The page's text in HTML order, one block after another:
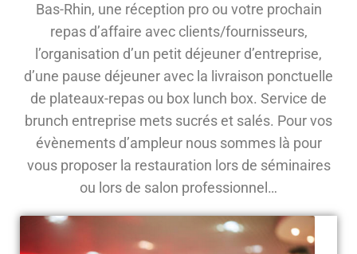
Bas-Rhin, une réception pro ou votre prochain
repas d’affaire avec clients/fournisseurs,
l’organisation d’un petit déjeuner d’entreprise,
d’une pause déjeuner avec la livraison ponctuelle
de plateaux-repas ou box lunch box. Service de
brunch entreprise mets sucrés et salés. Pour vos
évènements d’ampleur nous sommes là pour
vous proposer la restauration lors de séminaires
ou lors de salon professionnel…